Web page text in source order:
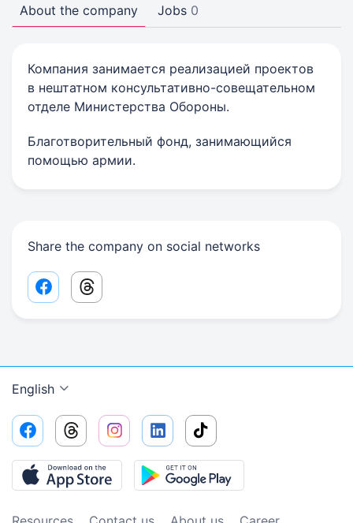
About the company Jobs 0
Компания занимается реализацией проектов
в нештатном консультативно-совещательном
отделе Министерства Обороны.
Благотворительный фонд, занимающийся
помощью армии.
Share the company on social networks
Facebook share link
Threads share link
English